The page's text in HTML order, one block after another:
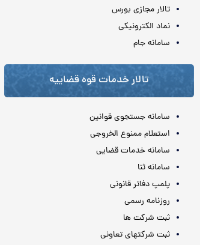
تالار مجازی بورس
نماد الکترونیکی
سامانه جام
تالار خدمات قوه قضاییه
سامانه جستجوی قوانین
استعلام ممنوع الخروجی
سامانه خدمات قضایی
سامانه ثنا
پلمپ دفاتر قانونی
روزنامه رسمی
ثبت شرکت ها
ثبت شرکتهای تعاونی